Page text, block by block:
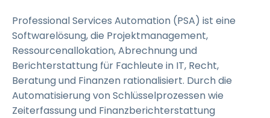
Professional Services Automation (PSA) ist eine
Softwarelösung, die Projektmanagement,
Ressourcenallokation, Abrechnung und
Berichterstattung für Fachleute in IT, Recht,
Beratung und Finanzen rationalisiert. Durch die
Automatisierung von Schlüsselprozessen wie
Zeiterfassung und Finanzberichterstattung